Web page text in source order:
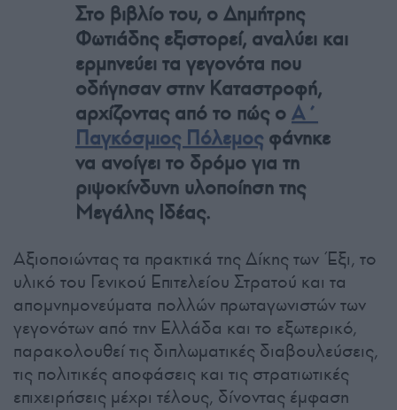
Στο βιβλίο του, ο Δημήτρης
Φωτιάδης εξιστορεί, αναλύει και
ερμηνεύει τα γεγονότα που
οδήγησαν στην Καταστροφή,
αρχίζοντας από το πώς ο Α΄
Παγκόσμιος Πόλεμος φάνηκε
να ανοίγει το δρόμο για τη
ριψοκίνδυνη υλοποίηση της
Μεγάλης Ιδέας.
Αξιοποιώντας τα πρακτικά της Δίκης των Έξι, το
υλικό του Γενικού Επιτελείου Στρατού και τα
απομνημονεύματα πολλών πρωταγωνιστών των
γεγονότων από την Ελλάδα και το εξωτερικό,
παρακολουθεί τις διπλωματικές διαβουλεύσεις,
τις πολιτικές αποφάσεις και τις στρατιωτικές
επιχειρήσεις μέχρι τέλους, δίνοντας έμφαση